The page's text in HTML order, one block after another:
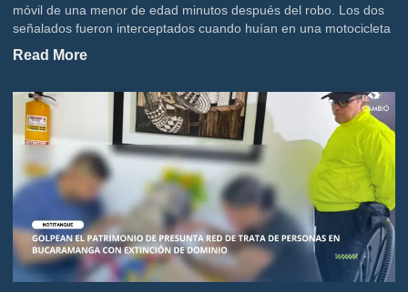
móvil de una menor de edad minutos después del robo. Los dos
señalados fueron interceptados cuando huían en una motocicleta
Read More